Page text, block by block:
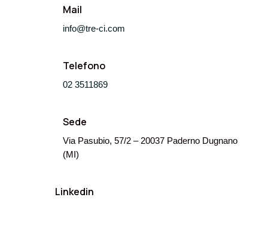
Mail
info@tre-ci.com
Telefono
02 3511869
Sede
Via Pasubio, 57/2 – 20037 Paderno Dugnano
(MI)
Linkedin